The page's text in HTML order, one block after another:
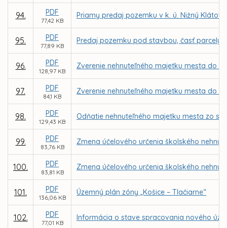
94. PDF
77,42 KB
Priamy predaj pozemku v k. ú. Nižný Klátov
95. PDF
77,89 KB
Predaj pozemku pod stavbou, časť parcely
96. PDF
128,97 KB
Zverenie nehnuteľného majetku mesta do
97. PDF
84,1 KB
Zverenie nehnuteľného majetku mesta do
98. PDF
129,43 KB
Odňatie nehnuteľného majetku mesta zo
99. PDF
83,76 KB
Zmena účelového určenia školského
100. PDF
83,81 KB
Zmena účelového určenia školského
101. PDF
136,06 KB
Územný plán zóny „Košice – Tlačiarne“
102. PDF
77,01 KB
Informácia o stave spracovania nového